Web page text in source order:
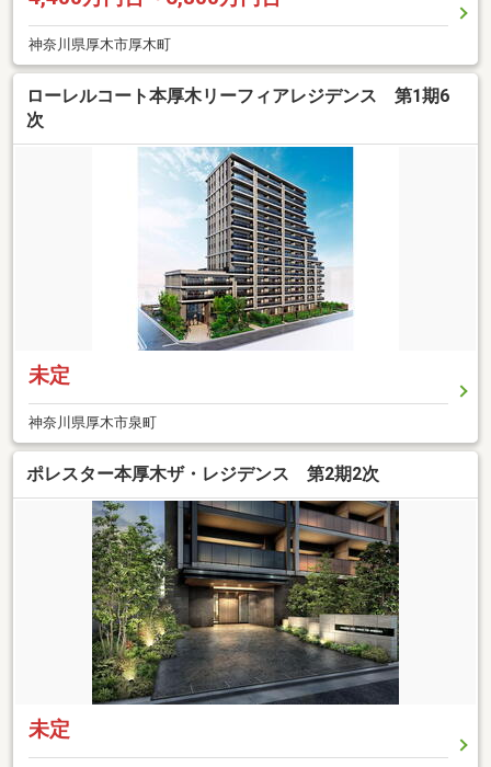
神奈川県厚木市厚木町
ローレルコート本厚木リーフィアレジデンス 第1期6
次
未定
神奈川県厚木市泉町
ポレスター本厚木ザ・レジデンス 第2期2次
未定